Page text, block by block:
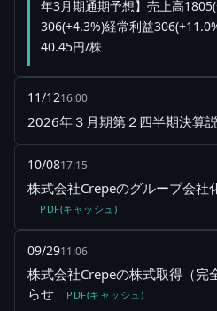
年3月期通期予想】売上高
306(+4.3%)経常利益
40.45円/株
11/1216:00
2026年３月期第２四半期決算
10/0817:15
株式会社Crepeのグループ会社
PDF(キャッシュ)
09/2911:06
株式会社Crepeの株式取得（完
らせ
PDF(キャッシュ)